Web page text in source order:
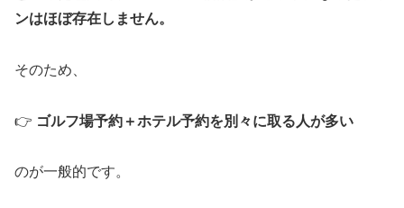
ンはほぼ存在しません。
そのため、
👉 ゴルフ場予約＋ホテル予約を別々に取る人が多い
のが一般的です。